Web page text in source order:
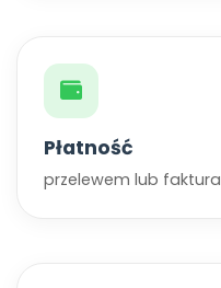
Płatność
przelewem lub faktura